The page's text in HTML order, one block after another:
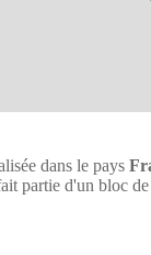
dans le pays
partie d'un bloc de